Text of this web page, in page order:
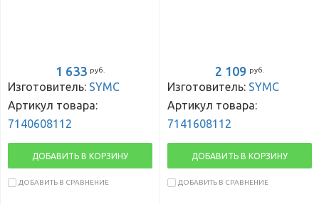
1 633 руб.
Изготовитель: SYMC
Артикул товара:
7140608112
ДОБАВИТЬ В КОРЗИНУ
ДОБАВИТЬ В СРАВНЕНИЕ
2 109 руб.
Изготовитель: SYMC
Артикул товара:
7141608112
ДОБАВИТЬ В КОРЗИНУ
ДОБАВИТЬ В СРАВНЕНИЕ